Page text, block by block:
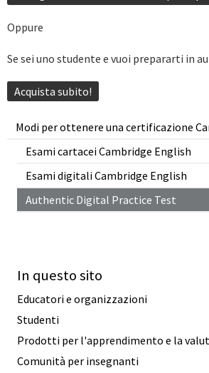
Modi per ottenere una certificazione
Esami cartacei Cambridge English
Esami digitali Cambridge English
Authentic Digital Practice Test
Oppure
Se sei uno studente e vuoi prepararti in
Acquista subito!
In questo sito
Educatori e organizzazioni
Studenti
Prodotti per l'apprendimento e la
Comunità per insegnanti